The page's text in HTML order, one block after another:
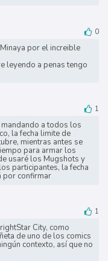
0
por el increible
leyendo a penas tengo
1
a todos los
la fecha limite de
mientras antes se
para armar los
usaré los Mugshots y
participantes, la fecha
por confirmar
1
City, como
de uno de los comics
contexto, así que no